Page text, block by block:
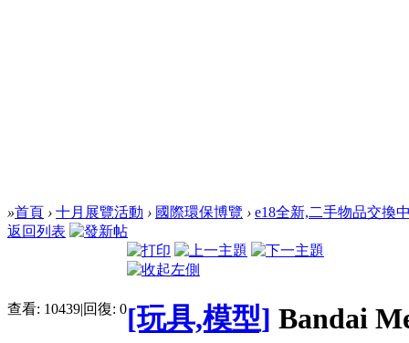
»首頁 › 十月展覽活動 › 國際環保博覽 › e18全新,二手物品交換
返回列表
查看: 10439|回復: 0[玩具,模型] Bandai